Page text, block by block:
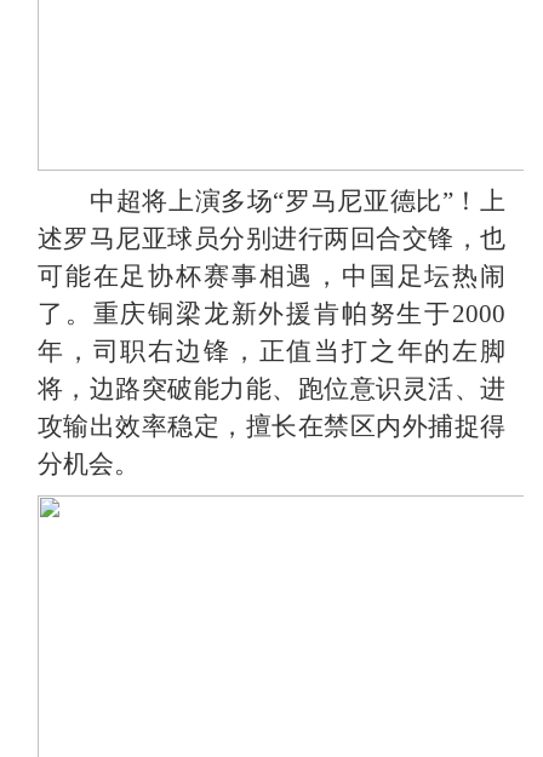
中超将上演多场“罗马尼亚德比”！上
述罗马尼亚球员分别进行两回合交锋，也
可能在足协杯赛事相遇，中国足坛热闹
了。重庆铜梁龙新外援肯帕努生于2000
年，司职右边锋，正值当打之年的左脚
将，边路突破能力能、跑位意识灵活、进
攻输出效率稳定，擅长在禁区内外捕捉得
分机会。